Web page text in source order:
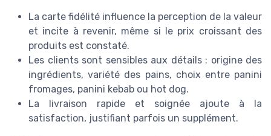
La carte fidélité influence la perception de la valeur
et incite à revenir, même si le prix croissant des
produits est constaté.
Les clients sont sensibles aux détails : origine des
ingrédients, variété des pains, choix entre panini
fromages, panini kebab ou hot dog.
La livraison rapide et soignée ajoute à la
satisfaction, justifiant parfois un supplément.